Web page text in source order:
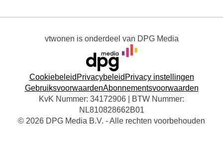
vtwonen is onderdeel van DPG Media
Cookiebeleid Privacybeleid Privacy instellingen
GebruiksvoorwaardenAbonnementsvoorwaarden
KvK Nummer: 34172906 | BTW Nummer:
NL810828662B01
© 2026 DPG Media B.V. - Alle rechten voorbehouden